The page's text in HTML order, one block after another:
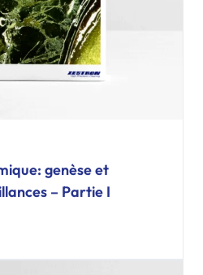
genèse et
– Partie I